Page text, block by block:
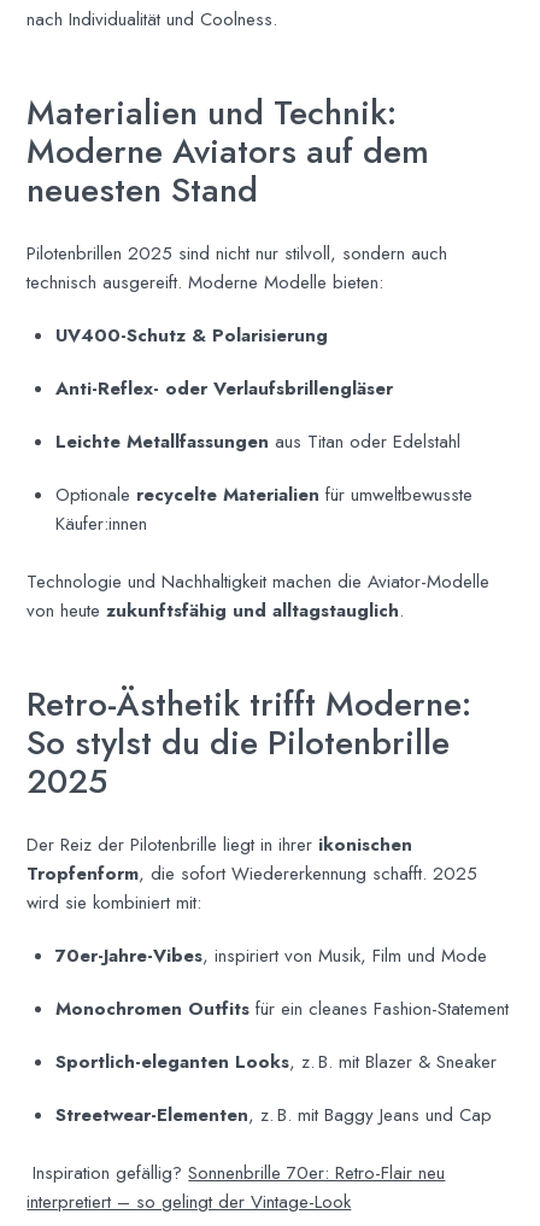
nach Individualität und Coolness.
Materialien und Technik:
Moderne Aviators auf dem
neuesten Stand
Pilotenbrillen 2025 sind nicht nur stilvoll, sondern auch
technisch ausgereift. Moderne Modelle bieten:
UV400-Schutz & Polarisierung
Anti-Reflex- oder Verlaufsbrillengläser
Leichte Metallfassungen aus Titan oder Edelstahl
Optionale recycelte Materialien für umweltbewusste
Käufer:innen
Technologie und Nachhaltigkeit machen die Aviator-Modelle
von heutezukunftsfähig und alltagstauglich.
Retro-Ästhetik trifft Moderne:
So stylst du die Pilotenbrille
2025
Der Reiz der Pilotenbrille liegt in ihrer ikonischen
Tropfenform, die sofort Wiedererkennung schafft. 2025
wird sie kombiniert mit:
70er-Jahre-Vibes, inspiriert von Musik, Film und Mode
Monochromen Outfits für ein cleanes Fashion-Statement
Sportlich-eleganten Looks, z. B. mit Blazer & Sneaker
Streetwear-Elementen, z. B. mit Baggy Jeans und Cap
Inspiration gefällig?Sonnenbrille 70er: Retro-Flair neu
interpretiert – so gelingt der Vintage-Look